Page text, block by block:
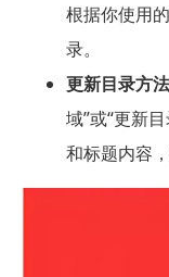
根据你使用
录。
更新目录方法
域”或“更新
和标题内容